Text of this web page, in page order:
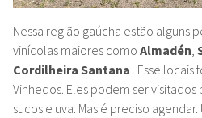
Nessa região gaúcha estão alguns
vinícolas maiores como Almadén,
Cordilheira Santana . Esse locais
Vinhedos. Eles podem ser
sucos e uva. Mas é preciso